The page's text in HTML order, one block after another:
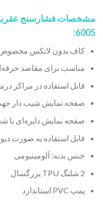
6005:
کاف بدون لاتکس
مناسب برای مقاصد
قابل استفاده در مراکز
صفحه نمایش شیب دار جهت
صفحه نمایش دایره‌ای با شعاع ۱۱.۳
قابل استفاده به صورت
جنس بدنه:‌ آلومینیومی
2 شلنگ TPU یزرگسال
پمپ PVC استاندارد